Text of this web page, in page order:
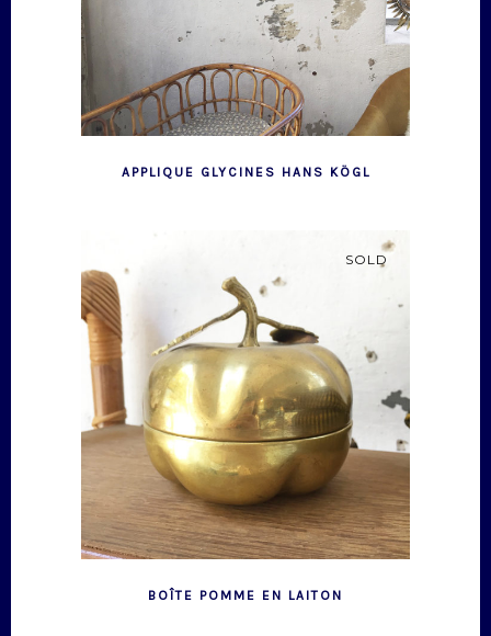
APPLIQUE GLYCINES HANS KÖGL
SOLD
BOÎTE POMME EN LAITON